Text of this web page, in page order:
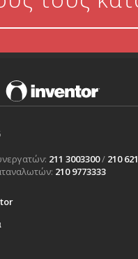
211 3003300/ 210
210 9773333